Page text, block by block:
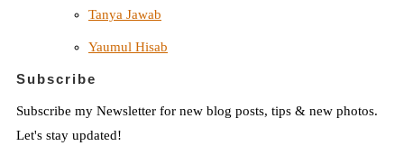
Tanya Jawab
Yaumul Hisab
Subscribe
Subscribe my Newsletter for new blog posts, tips & new photos.
Let's stay updated!